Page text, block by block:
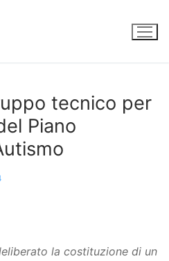
tecnico per
Piano
la costituzione di un